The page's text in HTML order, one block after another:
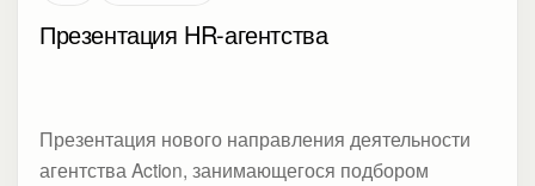
Презентация HR-агентства
Презентация нового направления деятельности
агентства Action, занимающегося подбором